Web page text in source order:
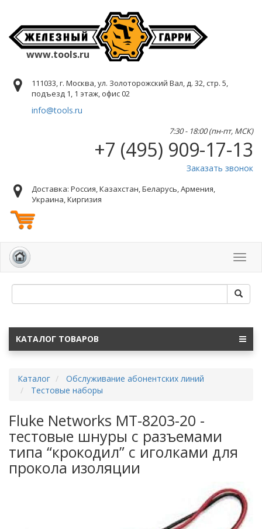
www.tools.ru
111033, г. Москва, ул. Золоторожский Вал, д. 32, стр. 5,
подъезд 1, 1 этаж, офис 02
info@tools.ru
7:30 - 18:00 (пн-пт, МСК)
+7 (495) 909-17-13
Заказать звонок
Доставка: Россия, Казахстан, Беларусь, Армения,
Украина, Киргизия
КАТАЛОГ ТОВАРОВ
Каталог
Обслуживание абонентских линий
Тестовые наборы
Fluke Networks MT-8203-20 -
тестовые шнуры с разъемами
типа “крокодил” с иголками для
прокола изоляции